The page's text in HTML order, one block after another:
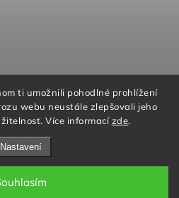
ti umožnili pohodlné prohlížení
webu neustále zlepšovali jeho
Více informacízde.
Nastavení